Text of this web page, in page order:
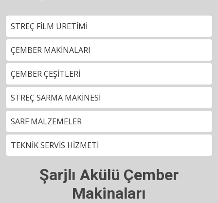
STREÇ FİLM ÜRETİMİ
ÇEMBER MAKİNALARI
ÇEMBER ÇEŞİTLERİ
STREÇ SARMA MAKİNESİ
SARF MALZEMELER
TEKNİK SERVİS HİZMETİ
Şarjlı Akülü Çember
Makinaları